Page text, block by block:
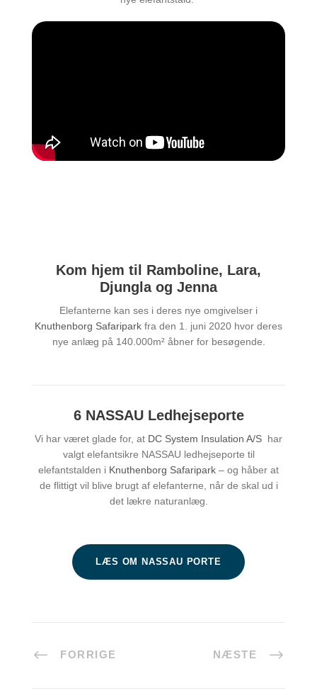
Kom hjem til Ramboline, Lara,
Djungla og Jenna
Elefanterne kan ses i deres nye omgivelser i
Knuthenborg Safaripark fra den 1. juni 2020 hvor deres
nye anlæg på 140.000m² åbner for besøgende.
6 NASSAU Ledhejseporte
Vi har været glade for, at DC System Insulation A/S har
valgt elefantsikre NASSAU ledhejseporte til
elefantstalden i Knuthenborg Safaripark – og håber at
de flittigt vil blive brugt af elefanterne, når de skal ud i
det lækre naturanlæg.
LÆS OM NASSAU PORTE
FORRIGE NÆSTE